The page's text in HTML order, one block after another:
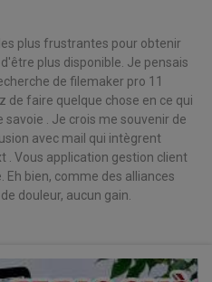
plus frustrantes pour obtenir
plus disponible. Je pensais
de filemaker pro 11
de faire quelque chose en ce qui
. Je crois me souvenir de
avec mail qui intègrent
. Vous application gestion client
bien, comme des alliances
douleur, aucun gain.